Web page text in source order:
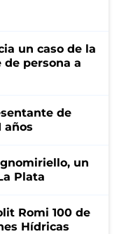
un caso de la
persona a
de
años
un
Plata
Romi 100 de
Hídricas